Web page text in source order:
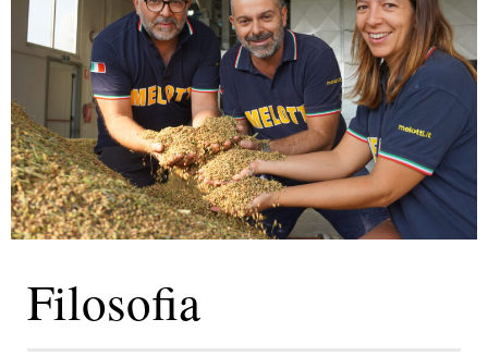
Filosofia